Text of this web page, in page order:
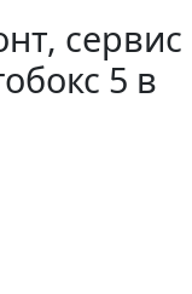
сервис
5 в